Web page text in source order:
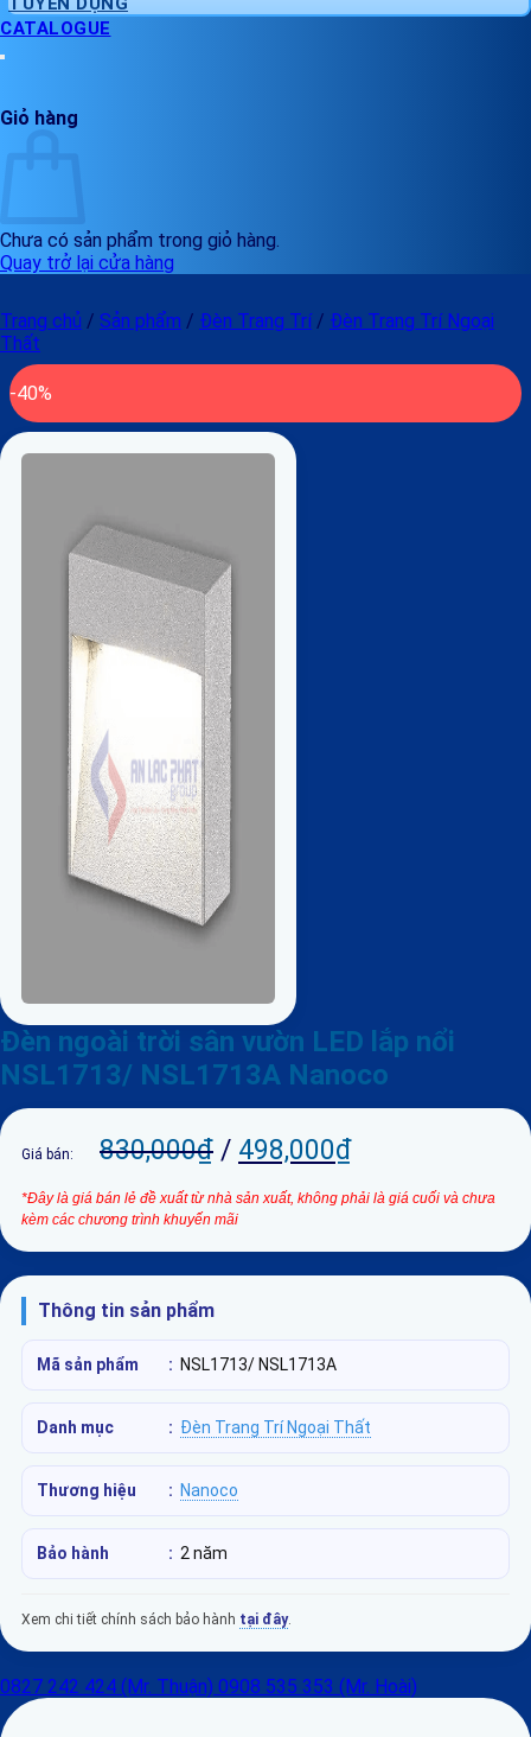
CATALOGUE
Giỏ hàng
Chưa có sản phẩm trong giỏ hàng.
Quay trở lại cửa hàng
Trang chủ / Sản phẩm / Đèn Trang Trí / Đèn Trang Trí Ngoại
Thất
-40%
Đèn ngoài trời sân vườn LED lắp nổi
NSL1713/ NSL1713A Nanoco
Giá bán: 830,000₫ / 498,000₫
*Đây là giá bán lẻ đề xuất từ nhà sản xuất, không phải là giá cuối và chưa
kèm các chương trình khuyến mãi
Thông tin sản phẩm
Mã sản phẩm : NSL1713/ NSL1713A
Danh mục : Đèn Trang Trí Ngoại Thất
Thương hiệu : Nanoco
Bảo hành : 2 năm
Xem chi tiết chính sách bảo hành tại đây.
0827 242 424 (Mr. Thuận) 0908 535 353 (Mr. Hoài)